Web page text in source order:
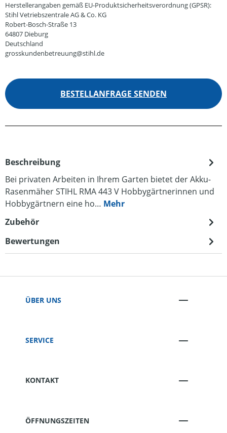
Herstellerangaben gemäß EU-Produktsicherheitsverordnung (GPSR):
Stihl Vetriebszentrale AG & Co. KG
Robert-Bosch-Straße 13
64807 Dieburg
Deutschland
grosskundenbetreuung@stihl.de
BESTELLANFRAGE SENDEN
Beschreibung
Bei privaten Arbeiten in Ihrem Garten bietet der Akku-
Rasenmäher STIHL RMA 443 V Hobbygärtnerinnen und
Hobbygärtnern eine ho… Mehr
Zubehör
Bewertungen
ÜBER UNS
SERVICE
KONTAKT
ÖFFNUNGSZEITEN